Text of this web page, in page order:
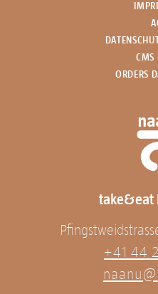
CMS
ORDERS
take&eat
+41 44